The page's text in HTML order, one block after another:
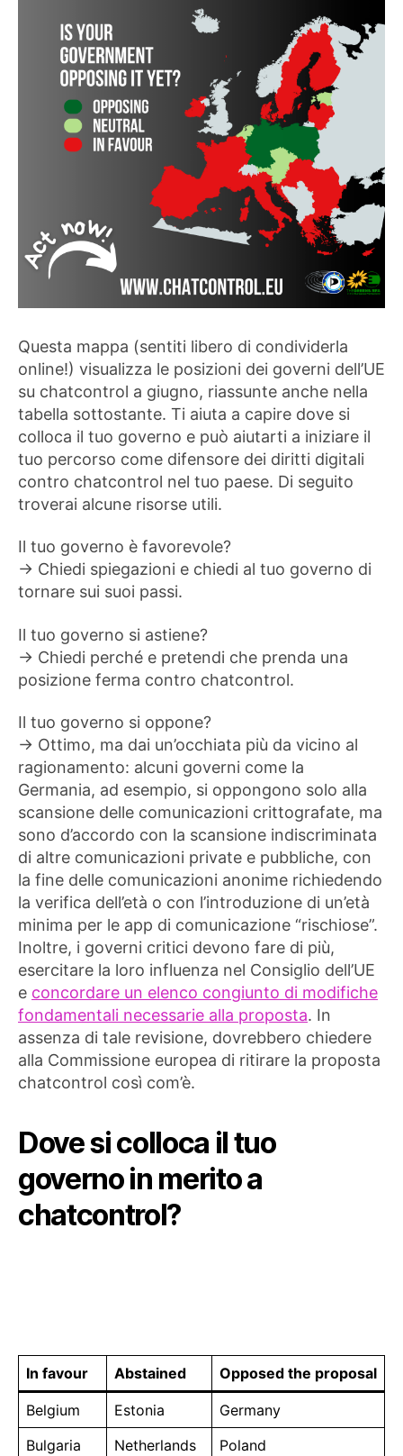
Questa mappa (sentiti libero di condividerla
online!) visualizza le posizioni dei governi dell’UE
su chatcontrol a giugno, riassunte anche nella
tabella sottostante. Ti aiuta a capire dove si
colloca il tuo governo e può aiutarti a iniziare il
tuo percorso come difensore dei diritti digitali
contro chatcontrol nel tuo paese. Di seguito
troverai alcune risorse utili.
Il tuo governo è favorevole?
→ Chiedi spiegazioni e chiedi al tuo governo di
tornare sui suoi passi.
Il tuo governo si astiene?
→ Chiedi perché e pretendi che prenda una
posizione ferma contro chatcontrol.
Il tuo governo si oppone?
→ Ottimo, ma dai un’occhiata più da vicino al
ragionamento: alcuni governi come la
Germania, ad esempio, si oppongono solo alla
scansione delle comunicazioni crittografate, ma
sono d’accordo con la scansione indiscriminata
di altre comunicazioni private e pubbliche, con
la fine delle comunicazioni anonime richiedendo
la verifica dell’età o con l’introduzione di un’età
minima per le app di comunicazione “rischiose”.
Inoltre, i governi critici devono fare di più,
esercitare la loro influenza nel Consiglio dell’UE
e concordare un elenco congiunto di modifiche
fondamentali necessarie alla proposta. In
assenza di tale revisione, dovrebbero chiedere
alla Commissione europea di ritirare la proposta
chatcontrol così com’è.
Dove si colloca il tuo
governo in merito a
chatcontrol?
In favour Abstained Opposed the proposal
Belgium Estonia
Germany
Bulgaria
Netherlands
Poland